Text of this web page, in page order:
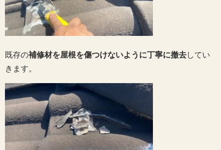
既存の補修材を屋根を傷つけないように丁寧に撤去してい
きます。